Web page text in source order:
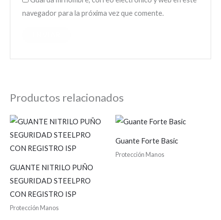
navegador para la próxima vez que comente.
Productos relacionados
GUANTE NITRILO PUÑO
SEGURIDAD STEELPRO
CON REGISTRO ISP
Protección Manos
Guante Forte Basic
Protección Manos